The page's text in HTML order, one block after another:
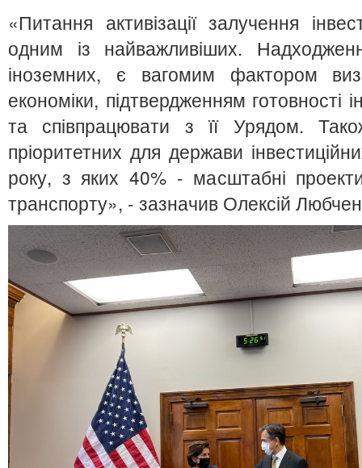
«Питання активізації залучення
одним із найважливіших.
іноземних, є вагомим фактором
економіки, підтвердженням готовності
та співпрацювати з її Урядом.
пріоритетних для держави
року, з яких 40% - масштабні
транспорту», - зазначив Олексій